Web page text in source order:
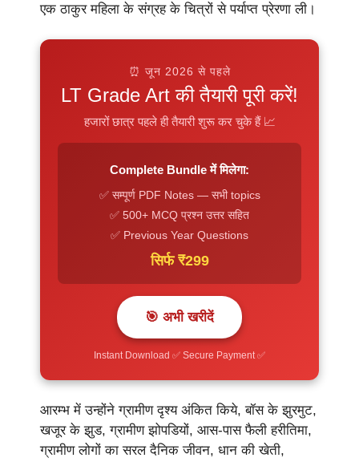
एक ठाकुर महिला के संग्रह के चित्रों से पर्याप्त प्रेरणा ली।
⏰ जून 2026 से पहले
LT Grade Art की तैयारी पूरी करें!
हजारों छात्र पहले ही तैयारी शुरू कर चुके हैं 📈
Complete Bundle में मिलेगा:
✅ सम्पूर्ण PDF Notes — सभी topics
✅ 500+ MCQ प्रश्न उत्तर सहित
✅ Previous Year Questions
सिर्फ ₹299
🎯 अभी खरीदें
Instant Download ✅ Secure Payment ✅
आरम्भ में उन्होंने ग्रामीण दृश्य अंकित किये, बॉस के झुरमुट,
खजूर के झुड, ग्रामीण झोपडियों, आस-पास फैली हरीतिमा,
ग्रामीण लोगों का सरल दैनिक जीवन, धान की खेती,